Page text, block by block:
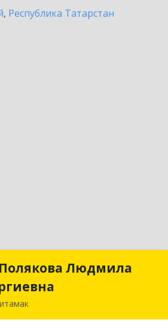
, Республика Татарстан
Людмила
ИП Полякова Людмила